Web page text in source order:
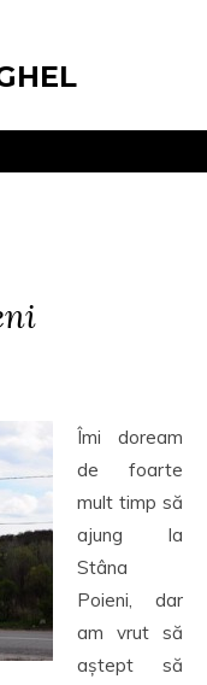
Îmi doream
de foarte
mult timp să
ajung la
Stâna
Poieni, dar
am vrut să
aștept să